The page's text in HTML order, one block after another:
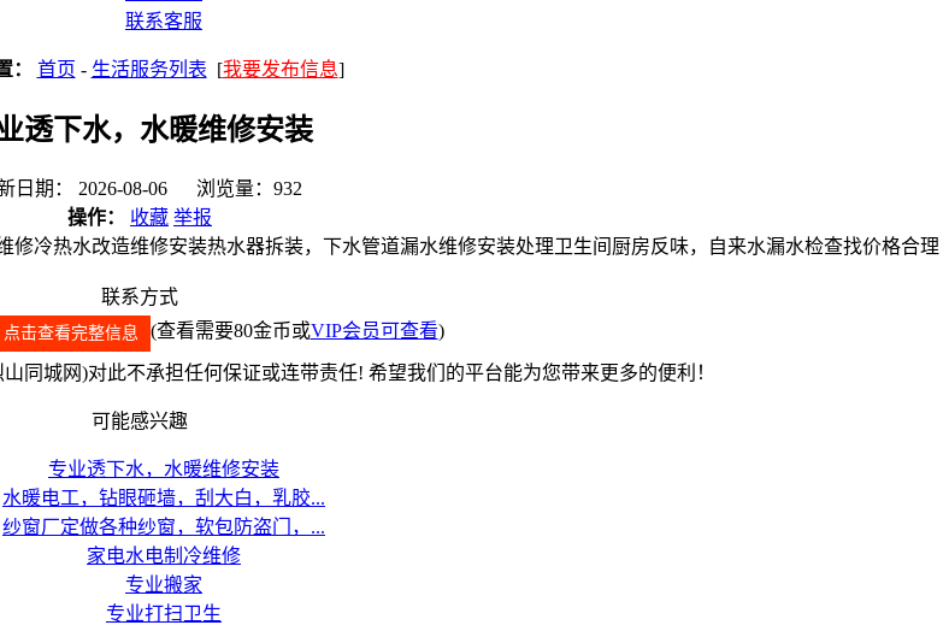
联系客服
： 首页 - 生活服务列表 [我要发布信息]
透下水，水暖维修安装
日期： 2026-08-06 浏览量：932
操作：
收藏 举报
冷热水改造维修安装热水器拆装，下水管道漏水维修安装处理卫生间厨房反味，自来水漏水检查找价格合理
联系方式
点击查看完整信息 (查看需要80金币或VIP会员可查看)
同城网)对此不承担任何保证或连带责任! 希望我们的平台能为您带来更多的便利！
可能感兴趣
专业透下水，水暖维修安装
水暖电工，钻眼砸墙，刮大白，乳胶...
纱窗厂定做各种纱窗，软包防盗门，...
家电水电制冷维修
专业搬家
专业打扫卫生